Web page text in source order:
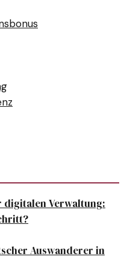
Verwaltung:
Auswanderer in